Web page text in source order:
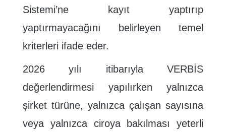
Sistemi’ne kayıt yaptırıp
yaptırmayacağını belirleyen temel
kriterleri ifade eder.
2026 yılı itibarıyla VERBİS
değerlendirmesi yapılırken yalnızca
şirket türüne, yalnızca çalışan sayısına
veya yalnızca ciroya bakılması yeterli